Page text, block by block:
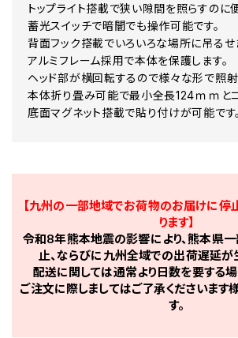
トップライト搭載で狭い隙間を照らすのに
蓄光スイッチで暗闇でも操作可能です。
背面フック搭載でいろいろな場所に吊るせ
アルミフレーム採用で本体を保護します。
ヘッド部が横回転するので様々な形で照射
本体折り畳み可能で最小全長124ｍｍとコ
底面マグネット搭載で貼り付けが可能です。
【九州の一部地域でお荷物のお届けに停
ります】
令和8年熊本地震の影響により、熊本県
止、ならびに九州全域での出荷遅延が
配送に関しては通常より日数を要する場
ご注文に際しましてはご了承くださいます
す。